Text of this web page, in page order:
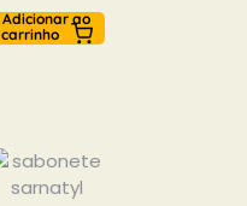
Adicionar ao
carrinho